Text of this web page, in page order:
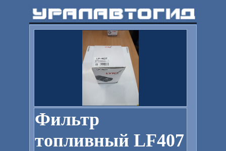
Фильтр
топливный LF407